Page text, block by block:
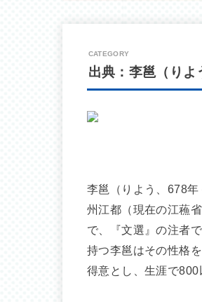
出典：李邕（りよ
李邕（りよう、678
州江都（現在の江蘓
で、『文選』の注者
持つ李邕はその性格
得意とし、生涯で800